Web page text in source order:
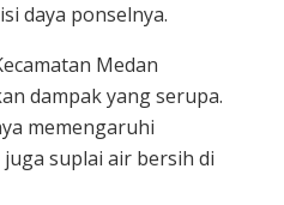
daya ponselnya.
Medan
dampak yang serupa.
memengaruhi
suplai air bersih di